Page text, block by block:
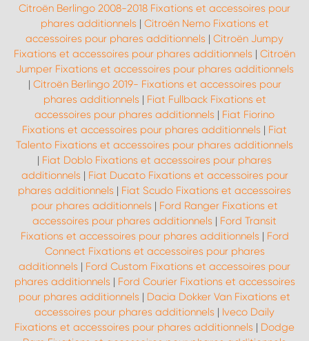
Citroën Berlingo 2008-2018 Fixations et accessoires pour
phares additionnels | Citroën Nemo Fixations et
accessoires pour phares additionnels | Citroën Jumpy
Fixations et accessoires pour phares additionnels | Citroën
Jumper Fixations et accessoires pour phares additionnels
| Citroën Berlingo 2019- Fixations et accessoires pour
phares additionnels | Fiat Fullback Fixations et
accessoires pour phares additionnels | Fiat Fiorino
Fixations et accessoires pour phares additionnels | Fiat
Talento Fixations et accessoires pour phares additionnels
| Fiat Doblo Fixations et accessoires pour phares
additionnels | Fiat Ducato Fixations et accessoires pour
phares additionnels | Fiat Scudo Fixations et accessoires
pour phares additionnels | Ford Ranger Fixations et
accessoires pour phares additionnels | Ford Transit
Fixations et accessoires pour phares additionnels | Ford
Connect Fixations et accessoires pour phares
additionnels | Ford Custom Fixations et accessoires pour
phares additionnels | Ford Courier Fixations et accessoires
pour phares additionnels | Dacia Dokker Van Fixations et
accessoires pour phares additionnels | Iveco Daily
Fixations et accessoires pour phares additionnels | Dodge